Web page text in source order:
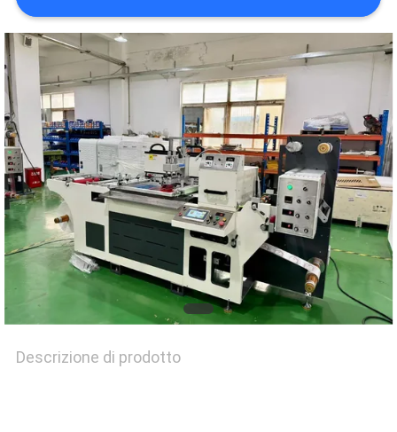
QUALITÀ
CONTATTACI
NOTIZIE
CASI
MAPPA
DEL
SITO
Descrizione di prodotto